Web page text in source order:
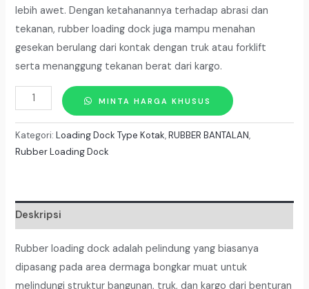
lebih awet. Dengan ketahanannya terhadap abrasi dan
tekanan, rubber loading dock juga mampu menahan
gesekan berulang dari kontak dengan truk atau forklift
serta menanggung tekanan berat dari kargo.
Kuantitas
Rubber
Loading
Dock
T
X
L
25CM
MINTA HARGA KHUSUS
Kategori:Loading Dock Type Kotak,RUBBER BANTALAN,
Rubber Loading Dock
Deskripsi
Rubber loading dock adalah pelindung yang biasanya
dipasang pada area dermaga bongkar muat untuk
melindungi struktur bangunan, truk, dan kargo dari benturan